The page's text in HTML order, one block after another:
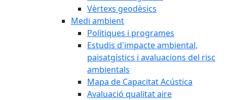
Vèrtexs geodèsics
Medi ambient
Polítiques i programes
Estudis d'impacte ambiental,
paisatgístics i avaluacions del risc
ambientals
Mapa de Capacitat Acústica
Avaluació qualitat aire